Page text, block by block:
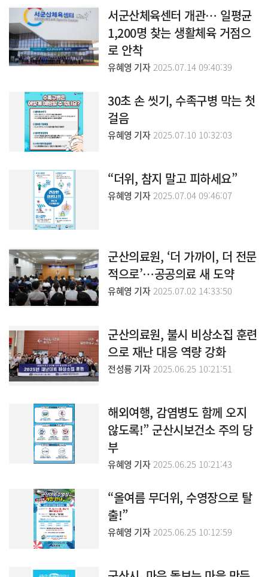
서군산체육센터 개관… 일평균
1,200명 찾는 생활체육 거점으
로 안착
유혜영 기자 2025.07.14 09:40:39
30초 손 씻기, 수족구병 막는 첫
걸음
유혜영 기자 2025.07.10 10:32:03
“더위, 참지 말고 피하세요”
유혜영 기자 2025.07.04 09:46:07
군산의료원, ‘더 가까이, 더 전문
적으로’…공공의료 새 도약
유혜영 기자 2025.07.02 14:33:50
군산의료원, 불시 비상소집 훈련
으로 재난 대응 역량 강화
전성룡 기자 2025.06.25 10:21:51
해외여행, 감염병도 함께 오지
않도록!” 군산시보건소 주의 당
부
유혜영 기자 2025.06.25 10:21:43
“올여름 무더위, 수영장으로 탈
출!”
유혜영 기자 2025.06.25 10:12:59